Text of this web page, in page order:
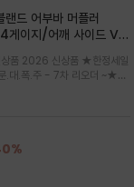
랜드 어부바 머플러
이지/어깨 사이드 VN
레이어드 니트 어부바숄/
V자 조직감과 부드러운
며, 단조로
품 2026 신상품 ★한정세일
.대.폭.주 - 7차 리오더 ~★셔
, 소매 끝단에 위치한 실버